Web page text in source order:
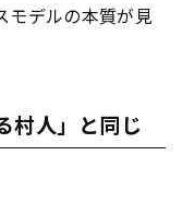
モデルの本質が見
村人」と同じ